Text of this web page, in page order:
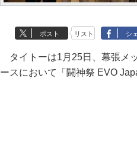
ポスト リスト シ
タイトーは1月25日、幕張メ
ースにおいて「闘神祭 EVO